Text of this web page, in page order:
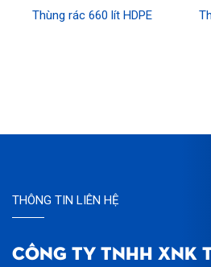
Thùng rác 660 lít HDPE
THÔNG TIN LIÊN HỆ
CÔNG TY TNHH XNK